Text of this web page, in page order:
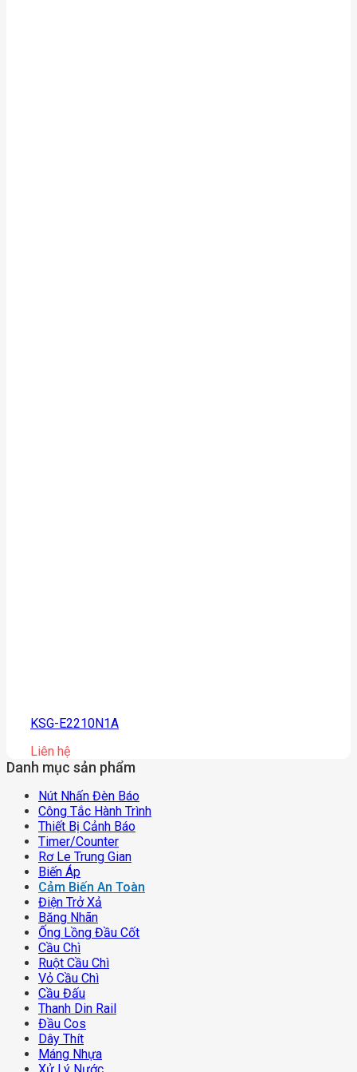
KSG-E2210N1A
Liên hệ
Danh mục sản phẩm
Nút Nhấn Đèn Báo
Công Tắc Hành Trình
Thiết Bị Cảnh Báo
Timer/counter
Rơ Le Trung Gian
Biến Áp
Cảm Biến An Toàn
Điện Trở Xả
Băng Nhãn
Ống Lồng Đầu Cốt
Cầu Chì
Ruột Cầu Chì
Vỏ Cầu Chì
Cầu Đấu
Thanh Din Rail
Đầu Cos
Dây Thít
Máng Nhựa